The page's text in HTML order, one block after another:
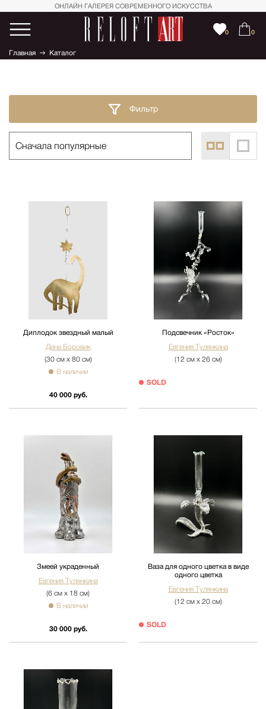
ОНЛАЙН ГАЛЕРЕЯ СОВРЕМЕННОГО ИСКУССТВА
0 0
Главная Каталог
Фильтр
Диплодок звездный малый
Дина Боровик
(30 см х 80 см)
В наличии
40 000 руб.
Подсвечник «Росток»
Евгения Тулянкина
(12 см х 26 см)
SOLD
Змеей украденный
Евгения Тулянкина
(6 см х 18 см)
В наличии
30 000 руб.
Ваза для одного цветка в виде
одного цветка
Евгения Тулянкина
(12 см х 20 см)
SOLD